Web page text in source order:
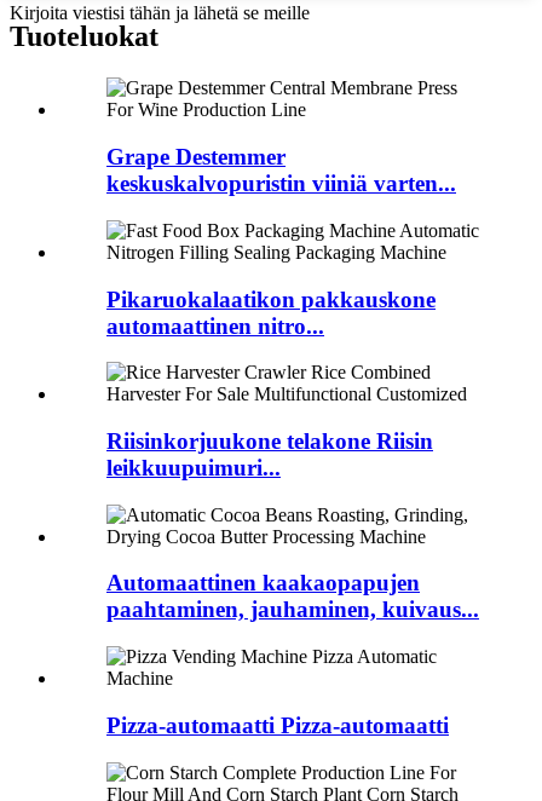
Kirjoita viestisi tähän ja lähetä se meille
Tuoteluokat
Grape Destemmer
keskuskalvopuristin viiniä varten...
Pikaruokalaatikon pakkauskone
automaattinen nitro...
Riisinkorjuukone telakone Riisin
leikkuupuimuri...
Automaattinen kaakaopapujen
paahtaminen, jauhaminen, kuivaus...
Pizza-automaatti Pizza-automaatti